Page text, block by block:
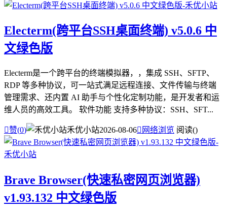
Electerm(跨平台SSH桌面终端) v5.0.6 中
文绿色版
Electerm是一个跨平台的终端模拟器，，集成 SSH、SFTP、
RDP 等多种协议，可一站式满足远程连接、文件传输与终端
管理需求、还内置 AI 助手与个性化定制功能，是开发者和运
维人员的高效工具。 软件功能 支持多种协议：SSH、SFT...
赞(0) 禾优小站2026-08-06 网络浏览 阅读()
Brave Browser(快速私密网页浏览器)
v1.93.132 中文绿色版